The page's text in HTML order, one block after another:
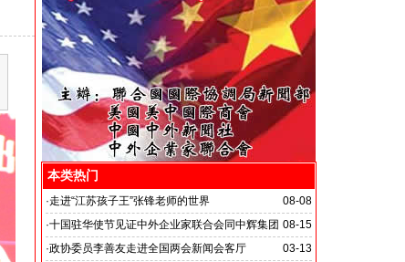
本类热门
08-08
·走进“江苏孩子王”张锋老师的世界
08-15
·十国驻华使节见证中外企业家联合会同中辉集团
签署战略合作备忘录
03-13
·政协委员李善友走进全国两会新闻会客厅